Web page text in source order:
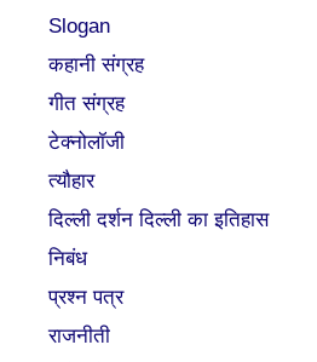
Slogan
कहानी संग्रह
गीत संग्रह
टेक्नोलॉजी
त्यौहार
दिल्ली दर्शन दिल्ली का इतिहास
निबंध
प्रश्न पत्र
राजनीती